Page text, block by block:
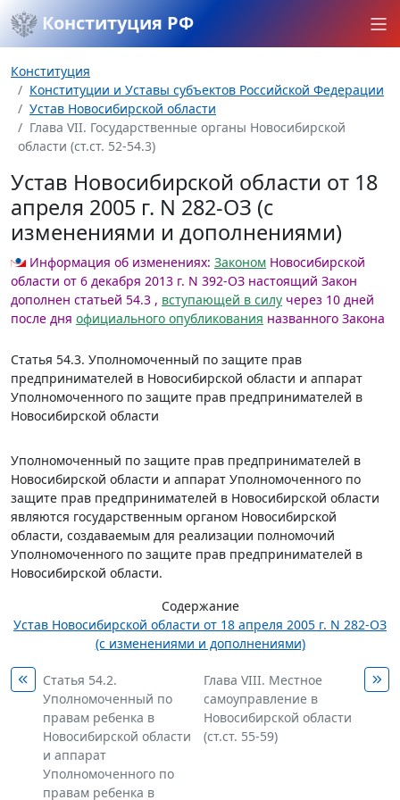
Конституция РФ
Конституция
Конституции и Уставы субъектов Российской Федерации
Устав Новосибирской области
Глава VII. Государственные органы Новосибирской
области (ст.ст. 52-54.3)
Устав Новосибирской области от 18
апреля 2005 г. N 282-ОЗ (с
изменениями и дополнениями)
Информация об изменениях: Законом Новосибирской
области от 6 декабря 2013 г. N 392-ОЗ настоящий Закон
дополнен статьей 54.3 , вступающей в силу через 10 дней
после дня официального опубликования названного Закона
Статья 54.3. Уполномоченный по защите прав
предпринимателей в Новосибирской области и аппарат
Уполномоченного по защите прав предпринимателей в
Новосибирской области
Уполномоченный по защите прав предпринимателей в
Новосибирской области и аппарат Уполномоченного по
защите прав предпринимателей в Новосибирской области
являются государственным органом Новосибирской
области, создаваемым для реализации полномочий
Уполномоченного по защите прав предпринимателей в
Новосибирской области.
Содержание
Устав Новосибирской области от 18 апреля 2005 г. N 282-ОЗ
(с изменениями и дополнениями)
Статья 54.2.
Уполномоченный по
правам ребенка в
Новосибирской области
и аппарат
Уполномоченного по
правам ребенка в
Глава VIII. Местное
самоуправление в
Новосибирской области
(ст.ст. 55-59)